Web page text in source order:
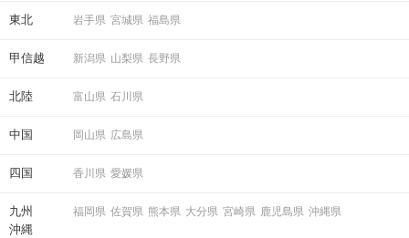
東北 岩手県 宮城県 福島県
甲信越 新潟県 山梨県 長野県
北陸 富山県 石川県
中国 岡山県 広島県
四国 香川県 愛媛県
九州
沖縄
福岡県 佐賀県 熊本県 大分県 宮崎県 鹿児島県 沖縄県